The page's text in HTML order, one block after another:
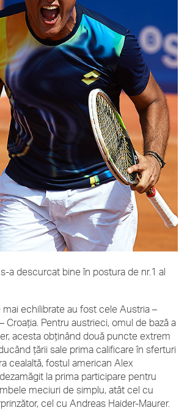
a descurcat bine în postura de nr.1 al
echilibrate au fost cele Austria –
Croația. Pentru austrieci, omul de bază a
acesta obținând două puncte extrem
țării sale prima calificare în sferturi
cealaltă, fostul american Alex
la prima participare pentru
meciuri de simplu, atât cel cu
cel cu Andreas Haider-Maurer.